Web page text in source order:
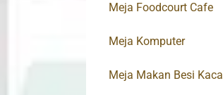
Meja Foodcourt Cafe
Meja Komputer
Meja Makan Besi Kaca